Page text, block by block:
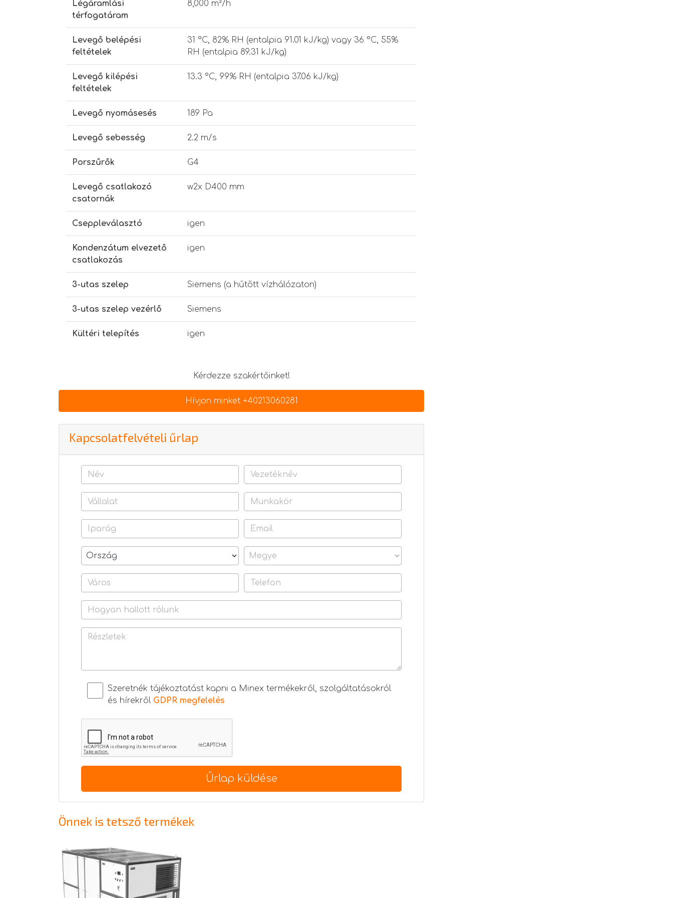
Légáramlási
térfogatáram
8,000 m³/h
Levegő belépési
feltételek
31 °C, 82% RH (entalpia 91.01 kJ/kg) vagy 36 °C, 55%
RH (entalpia 89.31 kJ/kg)
Levegő kilépési
feltételek
13.3 °C, 99% RH (entalpia 37.06 kJ/kg)
Levegő nyomásesés 189 Pa
Levegő sebesség 2.2 m/s
Porszűrők G4
Levegő csatlakozó
csatornák
w2x D400 mm
Cseppleválasztó igen
Kondenzátum elvezető
csatlakozás
igen
3-utas szelep Siemens (a hűtött vízhálózaton)
3-utas szelep vezérlő Siemens
Kültéri telepítés igen
Kérdezze szakértőinket!
Hívjon minket +40213060281
Kapcsolatfelvételi űrlap
Szeretnék tájékoztatást kapni a Minex termékekről, szolgáltatásokról
és hírekről GDPR megfelelés
Űrlap küldése
Önnek is tetsző termékek